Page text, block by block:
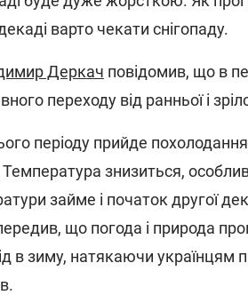
варто чекати снігопаду.
Деркач повідомив, що в
переходу від ранньої і
періоду прийде
знизиться,
займе і початок другої
що погода і природа
в зиму, натякаючи українцям